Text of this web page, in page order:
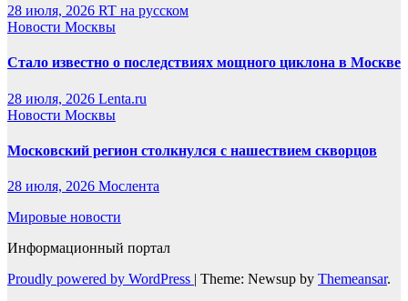
28 июля, 2026 RT на русском
Новости Москвы
Стало известно о последствиях мощного циклона в Москве
28 июля, 2026 Lenta.ru
Новости Москвы
Московский регион столкнулся с нашествием скворцов
28 июля, 2026 Мослента
Мировые новости
Информационный портал
Proudly powered by WordPress | Theme: Newsup by Themeansar.